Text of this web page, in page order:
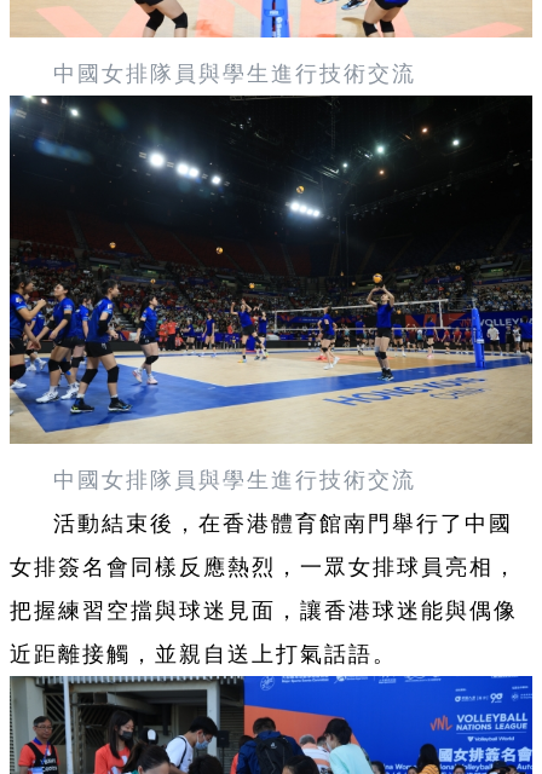
中國女排隊員與學生進行技術交流
中國女排隊員與學生進行技術交流
活動結束後，在香港體育館南門舉行了中國
女排簽名會同樣反應熱烈，一眾女排球員亮相，
把握練習空擋與球迷見面，讓香港球迷能與偶像
近距離接觸，並親自送上打氣話語。